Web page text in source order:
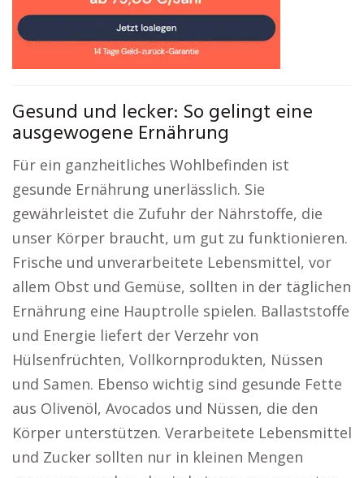
Gesund und lecker: So gelingt eine
ausgewogene Ernährung
Für ein ganzheitliches Wohlbefinden ist
gesunde Ernährung unerlässlich. Sie
gewährleistet die Zufuhr der Nährstoffe, die
unser Körper braucht, um gut zu funktionieren.
Frische und unverarbeitete Lebensmittel, vor
allem Obst und Gemüse, sollten in der täglichen
Ernährung eine Hauptrolle spielen. Ballaststoffe
und Energie liefert der Verzehr von
Hülsenfrüchten, Vollkornprodukten, Nüssen
und Samen. Ebenso wichtig sind gesunde Fette
aus Olivenöl, Avocados und Nüssen, die den
Körper unterstützen. Verarbeitete Lebensmittel
und Zucker sollten nur in kleinen Mengen